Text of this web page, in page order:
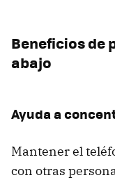
Beneficios de
abajo
Ayuda a
Mantener el
con otras